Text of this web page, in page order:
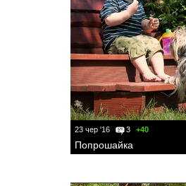
23 чер '16 3 +40
Попрошайка